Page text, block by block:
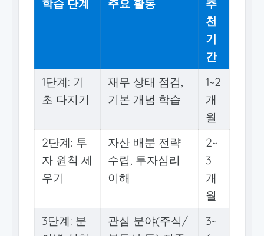
학습 단계 주요 활동
추
천
기
간
1단계: 기
초 다지기
재무 상태 점검,
기본 개념 학습
1~2
개
월
2단계: 투
자 원칙 세
우기
자산 배분 전략
수립, 투자심리
이해
2~
3
개
월
3단계: 분
관심 분야(주식/
3~